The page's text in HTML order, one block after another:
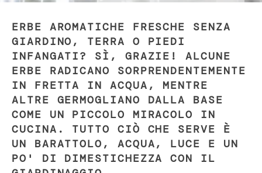
ERBE AROMATICHE FRESCHE SENZA
GIARDINO, TERRA O PIEDI
INFANGATI? SÌ, GRAZIE! ALCUNE
ERBE RADICANO SORPRENDENTEMENTE
IN FRETTA IN ACQUA, MENTRE
ALTRE GERMOGLIANO DALLA BASE
COME UN PICCOLO MIRACOLO IN
CUCINA. TUTTO CIÒ CHE SERVE È
UN BARATTOLO, ACQUA, LUCE E UN
PO' DI DIMESTICHEZZA CON IL